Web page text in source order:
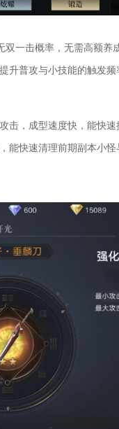
一击概率，无需高额养
升普攻与小技能的触发
击，成型速度快，能快
能快速清理前期副本小